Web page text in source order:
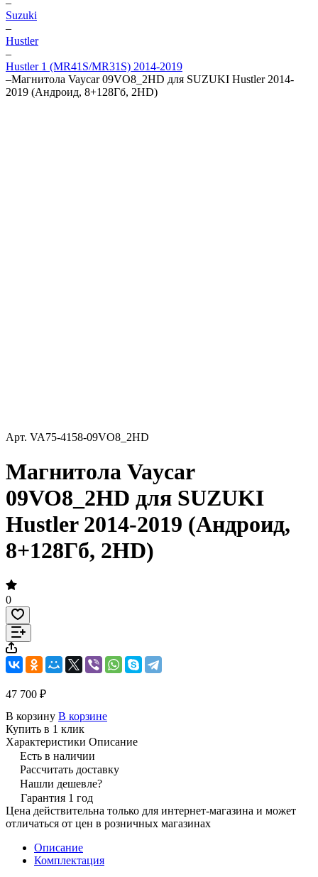
–
Suzuki
–
Hustler
–
Hustler 1 (MR41S/MR31S) 2014-2019
–Магнитола Vaycar 09VO8_2HD для SUZUKI Hustler 2014-
2019 (Андроид, 8+128Гб, 2HD)
Арт. VA75-4158-09VO8_2HD
Магнитола Vaycar
09VO8_2HD для SUZUKI
Hustler 2014-2019 (Андроид,
8+128Гб, 2HD)
0
47 700 ₽
В корзину В корзине
Купить в 1 клик
Характеристики Описание
Есть в наличии
Рассчитать доставку
Нашли дешевле?
Гарантия 1 год
Цена действительна только для интернет-магазина и может
отличаться от цен в розничных магазинах
Описание
Комплектация